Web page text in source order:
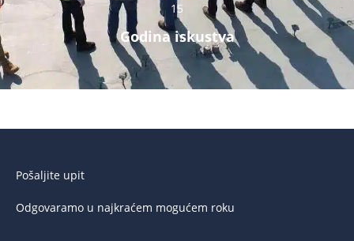
15
Godina iskustva
Pošaljite upit
Odgovaramo u najkraćem mogućem roku